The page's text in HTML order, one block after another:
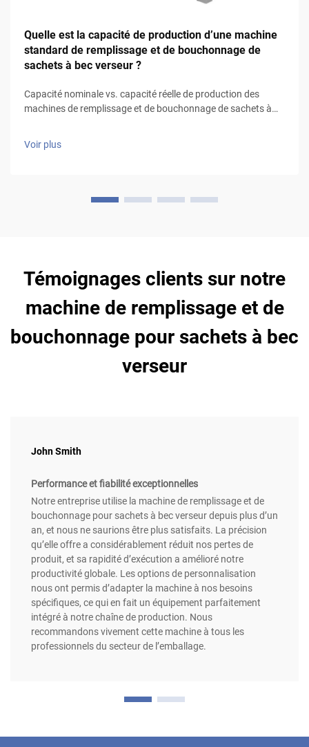
Quelle est la capacité de production d’une machine
standard de remplissage et de bouchonnage de
sachets à bec verseur ?
Capacité nominale vs. capacité réelle de production des
machines de remplissage et de bouchonnage de sachets à
fabricant et le débit opérationnel durable intégré à la ligne.
Les vitesses annoncées par les fabricants ne reflètent pas la
Voir plus
Témoignages clients sur notre
machine de remplissage et de
bouchonnage pour sachets à bec
verseur
John Smith
Performance et fiabilité exceptionnelles
Notre entreprise utilise la machine de remplissage et de
bouchonnage pour sachets à bec verseur depuis plus d’un
an, et nous ne saurions être plus satisfaits. La précision
qu’elle offre a considérablement réduit nos pertes de
produit, et sa rapidité d’exécution a amélioré notre
productivité globale. Les options de personnalisation
nous ont permis d’adapter la machine à nos besoins
spécifiques, ce qui en fait un équipement parfaitement
intégré à notre chaîne de production. Nous
recommandons vivement cette machine à tous les
professionnels du secteur de l’emballage.